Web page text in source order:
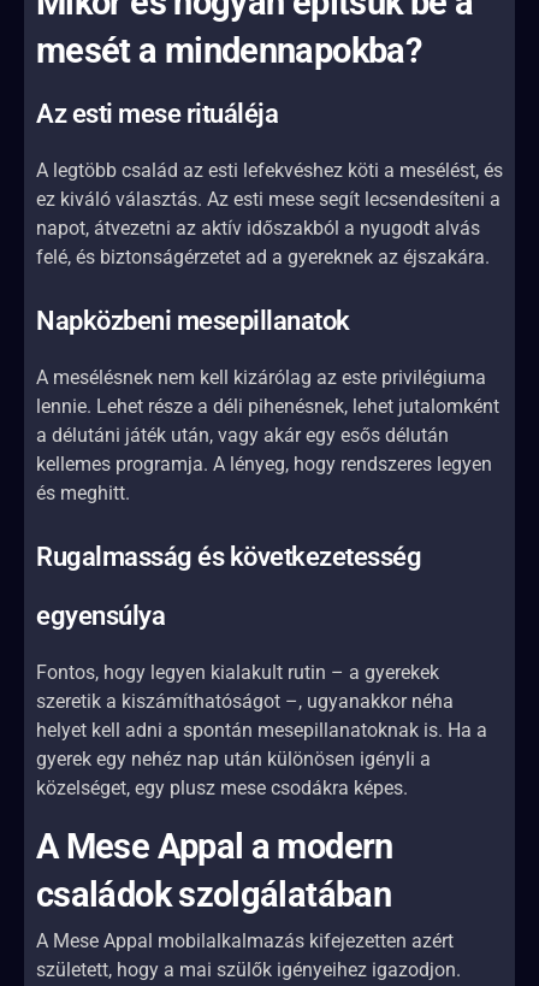
mesét a mindennapokba?
Az esti mese rituáléja
A legtöbb család az esti lefekvéshez köti a mesélést, és
ez kiváló választás. Az esti mese segít lecsendesíteni a
napot, átvezetni az aktív időszakból a nyugodt alvás
felé, és biztonságérzetet ad a gyereknek az éjszakára.
Napközbeni mesepillanatok
A mesélésnek nem kell kizárólag az este privilégiuma
lennie. Lehet része a déli pihenésnek, lehet jutalomként
a délutáni játék után, vagy akár egy esős délután
kellemes programja. A lényeg, hogy rendszeres legyen
és meghitt.
Rugalmasság és következetesség
egyensúlya
Fontos, hogy legyen kialakult rutin – a gyerekek
szeretik a kiszámíthatóságot –, ugyanakkor néha
helyet kell adni a spontán mesepillanatoknak is. Ha a
gyerek egy nehéz nap után különösen igényli a
közelséget, egy plusz mese csodákra képes.
A Mese Appal a modern
családok szolgálatában
A Mese Appal mobilalkalmazás kifejezetten azért
született, hogy a mai szülők igényeihez igazodjon.